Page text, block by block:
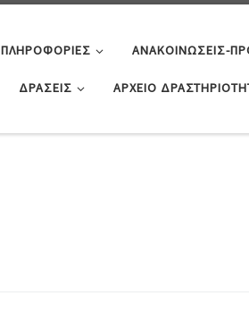
ΠΛΗΡΟΦΟΡΊΕΣ ΑΝΑΚΟΙΝΏΣΕΙΣ-
ΔΡΆΣΕΙΣ ΑΡΧΕΊΟ